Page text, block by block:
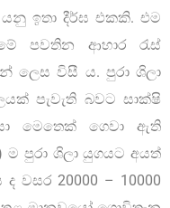
ඉතා දීර්ඝ එකකි. එම
පවතින ආහාර රැස්
විසී ය. පුරා ශිලා
පැවැති බවට සාක්ෂි
මෙතෙක් ගෙවා ඇති
පුරා ශිලා යුගයට අයත්
වසර 20000 – 10000